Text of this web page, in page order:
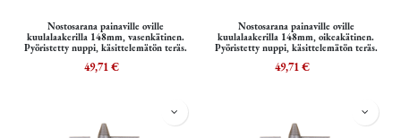
Nostosarana painaville oville
kuulalaakerilla 148mm, vasenkätinen.
Pyöristetty nuppi, käsittelemätön teräs.
49,71€
Nostosarana painaville oville
kuulalaakerilla 148mm, oikeakätinen.
Pyöristetty nuppi, käsittelemätön teräs.
49,71€